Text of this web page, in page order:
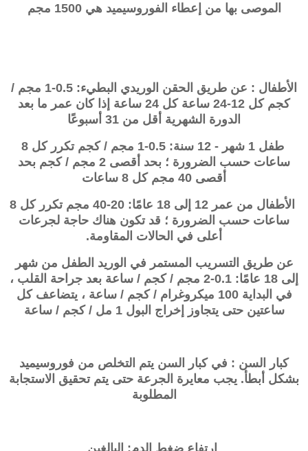
الموصى بها من إعطاء الفوروسيميد هي 1500 مجم
الأطفال : عن طريق الحقن الوريدي البطيء: 0.5-1 مجم /
كجم كل 12-24 ساعة كل 24 ساعة إذا كان عمر ما بعد
الدورة الشهرية أقل من 31 أسبوعًا
طفل 1 شهر - 12 سنة: 0.5-1 مجم / كجم تكرر كل 8
ساعات حسب الضرورة ؛ بحد أقصى 2 مجم / كجم بحد
أقصى 40 مجم كل 8 ساعات
الأطفال من عمر 12 إلى 18 عامًا: 20-40 مجم تكرر كل 8
ساعات حسب الضرورة ؛ قد تكون هناك حاجة لجرعات
أعلى في الحالات المقاومة.
عن طريق التسريب المستمر في الوريد الطفل من شهر
إلى 18 عامًا: 0.1-2 مجم / كجم / ساعة بعد جراحة القلب ،
في البداية 100 ميكروغرام / كجم / ساعة ، يتضاعف كل
ساعتين حتى يتجاوز إخراج البول 1 مل / كجم / ساعة
كبار السن : في كبار السن يتم التخلص من فوروسيميد
بشكل أبطأ. يجب معايرة الجرعة حتى يتم تحقيق الاستجابة
المطلوبة
ارتفاع ضغط الدم: البالغين